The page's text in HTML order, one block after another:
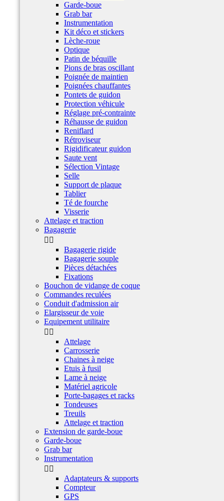
Garde-boue
Grab bar
Instrumentation
Kit déco et stickers
Lèche-roue
Optique
Patin de béquille
Pions de bras oscillant
Poignée de maintien
Poignées chauffantes
Pontets de guidon
Protection véhicule
Réglage pré-contrainte
Réhausse de guidon
Reniflard
Rétroviseur
Rigidificateur guidon
Saute vent
Sélection Vintage
Selle
Support de plaque
Tablier
Té de fourche
Visserie
Attelage et traction
Bagagerie
 
Bagagerie rigide
Bagagerie souple
Pièces détachées
Fixations
Bouchon de vidange de coque
Commandes reculées
Conduit d'admission air
Elargisseur de voie
Equipement utilitaire
 
Attelage
Carrosserie
Chaines à neige
Etuis à fusil
Lame à neige
Matériel agricole
Porte-bagages et racks
Tondeuses
Treuils
Attelage et traction
Extension de garde-boue
Garde-boue
Grab bar
Instrumentation
 
Adaptateurs & supports
Compteur
GPS